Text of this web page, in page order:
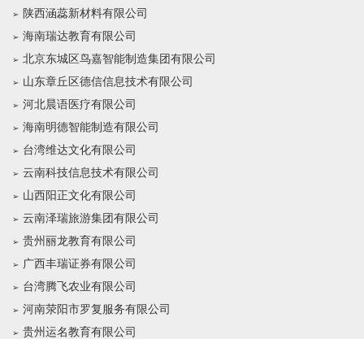
陕西涵蕊新材料有限公司
海南瑞达教育有限公司
北京东城区鸟嘉智能制造集团有限公司
山东章丘区德信信息技术有限公司
河北晨语医疗有限公司
海南明德智能制造有限公司
台湾维达文化有限公司
云南科技信息技术有限公司
山西阳正文化有限公司
云南泽瑞旅游集团有限公司
贵州丽龙教育有限公司
广西丰瑞证券有限公司
台湾腾飞农业有限公司
河南荥阳市罗复服务有限公司
贵州运名教育有限公司